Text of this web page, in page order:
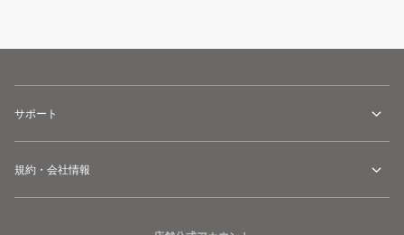
サポート
規約・会社情報